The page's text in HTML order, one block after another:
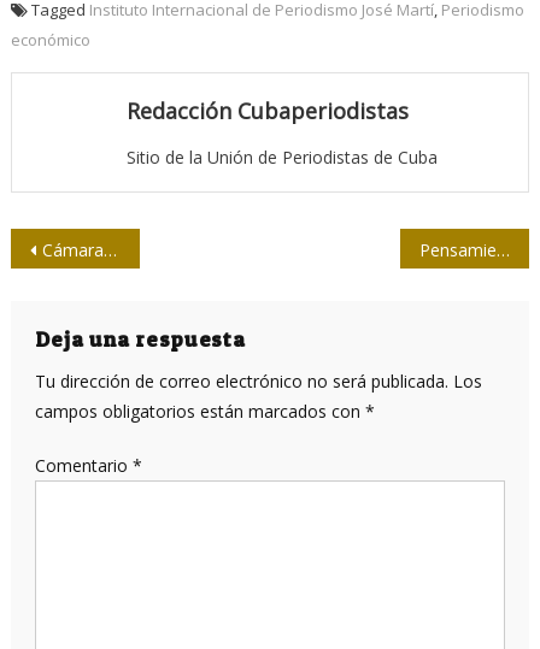
Tagged Instituto Internacional de Periodismo José Martí, Periodismo
económico
Redacción Cubaperiodistas
Sitio de la Unión de Periodistas de Cuba
Navegación
entradas
Cámara Viva en manos de cinco profesionales de Islavisión Pensamiento de avanzada: Herramientas para el crecimiento profesional
Deja una respuesta
Tu dirección de correo electrónico no será publicada. Los
campos obligatorios están marcados con *
Comentario *